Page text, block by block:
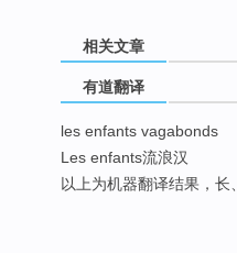
相关文章
有道翻译
les enfants vagabonds
Les enfants流浪汉
以上为机器翻译结果，长